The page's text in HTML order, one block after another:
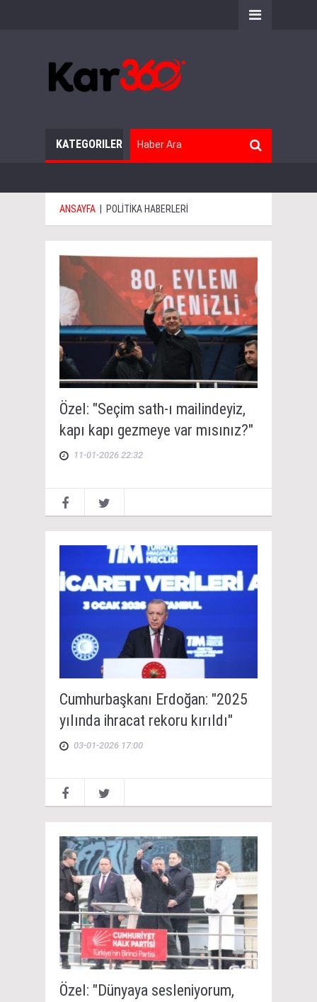
KATEGORILER
ANSAYFA | POLİTİKA HABERLERİ
Özel: "Seçim sath-ı mailindeyiz,
kapı kapı gezmeye var mısınız?"
11-01-2026 22:32
Cumhurbaşkanı Erdoğan: "2025
yılında ihracat rekoru kırıldı"
03-01-2026 17:00
Özel: "Dünyaya sesleniyorum,